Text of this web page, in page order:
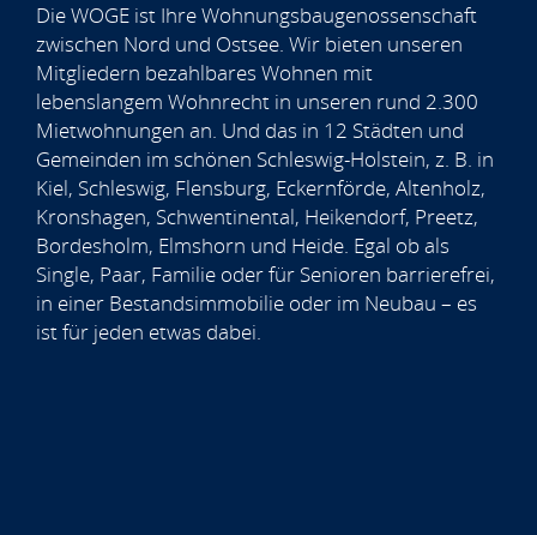
Die WOGE ist Ihre Wohnungsbaugenossenschaft
zwischen Nord und Ostsee. Wir bieten unseren
Mitgliedern bezahlbares Wohnen mit
lebenslangem Wohnrecht in unseren rund 2.300
Mietwohnungen an. Und das in 12 Städten und
Gemeinden im schönen Schleswig-Holstein, z. B. in
Kiel, Schleswig, Flensburg, Eckernförde, Altenholz,
Kronshagen, Schwentinental, Heikendorf, Preetz,
Bordesholm, Elmshorn und Heide. Egal ob als
Single, Paar, Familie oder für Senioren barrierefrei,
in einer Bestandsimmobilie oder im Neubau – es
ist für jeden etwas dabei.